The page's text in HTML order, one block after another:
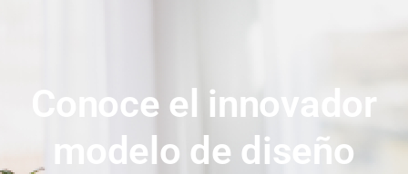
Conoce el innovador
modelo de diseño